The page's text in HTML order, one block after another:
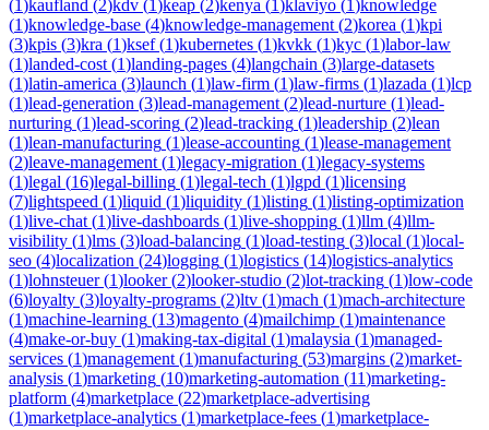
(1)kaufland (2)kdv (1)keap (2)kenya (1)klaviyo (1)knowledge
(1)knowledge-base (4)knowledge-management (2)korea (1)kpi
(3)kpis (3)kra (1)ksef(1)kubernetes (1)kvkk (1)kyc (1)labor-law
(1)landed-cost (1)landing-pages (4)langchain (3)large-datasets
(1)latin-america (3)launch (1)law-firm (1)law-firms (1)lazada (1)lcp
(1)lead-generation (3)lead-management (2)lead-nurture (1)lead-
nurturing (1)lead-scoring (2)lead-tracking (1)leadership (2)lean
(1)lean-manufacturing (1)lease-accounting (1)lease-management
(2)leave-management (1)legacy-migration (1)legacy-systems
(1)legal (16)legal-billing (1)legal-tech (1)lgpd (1)licensing
(7)lightspeed (1)liquid (1)liquidity (1)listing (1)listing-optimization
(1)live-chat (1)live-dashboards (1)live-shopping (1)llm (4)llm-
visibility (1)lms (3)load-balancing (1)load-testing (3)local (1)local-
seo (4)localization (24)logging (1)logistics (14)logistics-analytics
(1)lohnsteuer(1)looker(2)looker-studio (2)lot-tracking (1)low-code
(6)loyalty (3)loyalty-programs (2)ltv (1)mach (1)mach-architecture
(1)machine-learning (13)magento (4)mailchimp (1)maintenance
(4)make-or-buy (1)making-tax-digital (1)malaysia (1)managed-
services (1)management (1)manufacturing (53)margins (2)market-
analysis (1)marketing (10)marketing-automation (11)marketing-
platform (4)marketplace (22)marketplace-advertising
(1)marketplace-analytics (1)marketplace-fees (1)marketplace-